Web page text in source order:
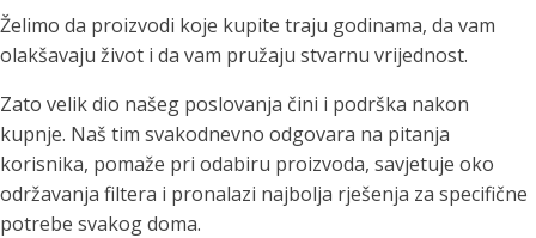
Želimo da proizvodi koje kupite traju godinama, da vam
olakšavaju život i da vam pružaju stvarnu vrijednost.
Zato velik dio našeg poslovanja čini i podrška nakon
kupnje. Naš tim svakodnevno odgovara na pitanja
korisnika, pomaže pri odabiru proizvoda, savjetuje oko
održavanja filtera i pronalazi najbolja rješenja za specifične
potrebe svakog doma.